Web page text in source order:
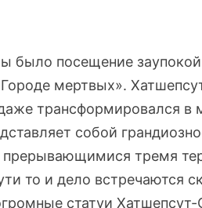
посещение
мертвых».
трансформировался в
собой
тремя
то и дело встречаются
статуи